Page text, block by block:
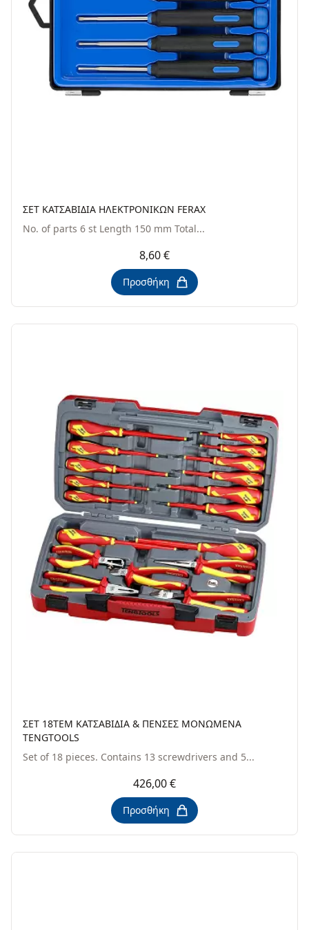
ΣΕΤ ΚΑΤΣΑΒΙΔΙΑ ΗΛΕΚΤΡΟΝΙΚΩΝ FERAX
No. of parts 6 st Length 150 mm Total...
8,60 €
Προσθήκη
ΣΕΤ 18ΤΕΜ ΚΑΤΣΑΒΙΔΙΑ & ΠΕΝΣΕΣ ΜΟΝΩΜΕΝΑ
TENGTOOLS
Set of 18 pieces. Contains 13 screwdrivers and 5...
426,00 €
Προσθήκη